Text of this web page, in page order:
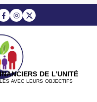
DE L’UNITÉ
AVEC LEURS OBJECTIFS